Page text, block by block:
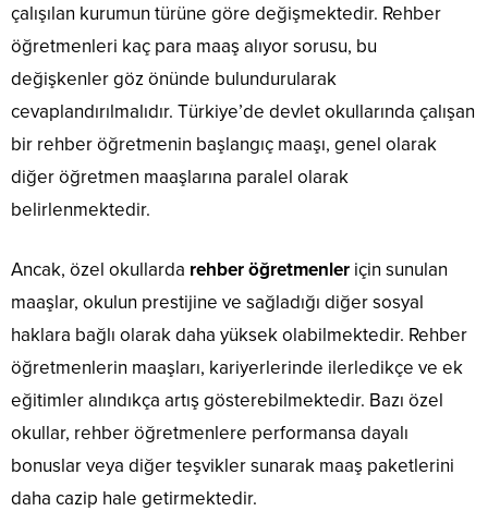
çalışılan kurumun türüne göre değişmektedir. Rehber
öğretmenleri kaç para maaş alıyor sorusu, bu
değişkenler göz önünde bulundurularak
cevaplandırılmalıdır. Türkiye’de devlet okullarında çalışan
bir rehber öğretmenin başlangıç maaşı, genel olarak
diğer öğretmen maaşlarına paralel olarak
belirlenmektedir.
Ancak, özel okullarda rehber öğretmenler için sunulan
maaşlar, okulun prestijine ve sağladığı diğer sosyal
haklara bağlı olarak daha yüksek olabilmektedir. Rehber
öğretmenlerin maaşları, kariyerlerinde ilerledikçe ve ek
eğitimler alındıkça artış gösterebilmektedir. Bazı özel
okullar, rehber öğretmenlere performansa dayalı
bonuslar veya diğer teşvikler sunarak maaş paketlerini
daha cazip hale getirmektedir.